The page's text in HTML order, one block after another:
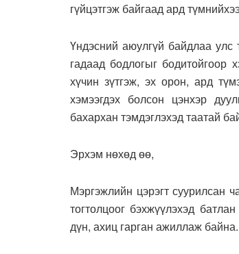
гүйцэтгэж байгаад ард
Үндэсний аюулгүй байдлаа улс
гадаад бодлогыг бодитойгоор
хүчин зүтгэж, эх орон, ард
хэмээгдэх болсон цэнхэр
бахархан тэмдэглэхэд таатай
Эрхэм нөхөд өө,
Мэргэжлийн цэрэгт суурилсан
тогтолцоог бэхжүүлэхэд
дүн, ахиц гарган ажиллаж байна.